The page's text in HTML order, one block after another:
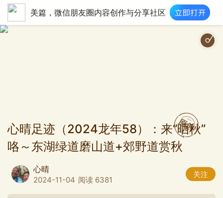
美篇，微信朋友圈内容创作与分享社区
心晴足迹（2024龙年58）：来“晒秋”
咯～东湖绿道磨山道+郊野道赏秋
心晴
2024-11-04 阅读 6381
关注